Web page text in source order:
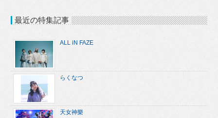
最近の特集記事
ALL iN FAZE
らくなつ
天女神樂